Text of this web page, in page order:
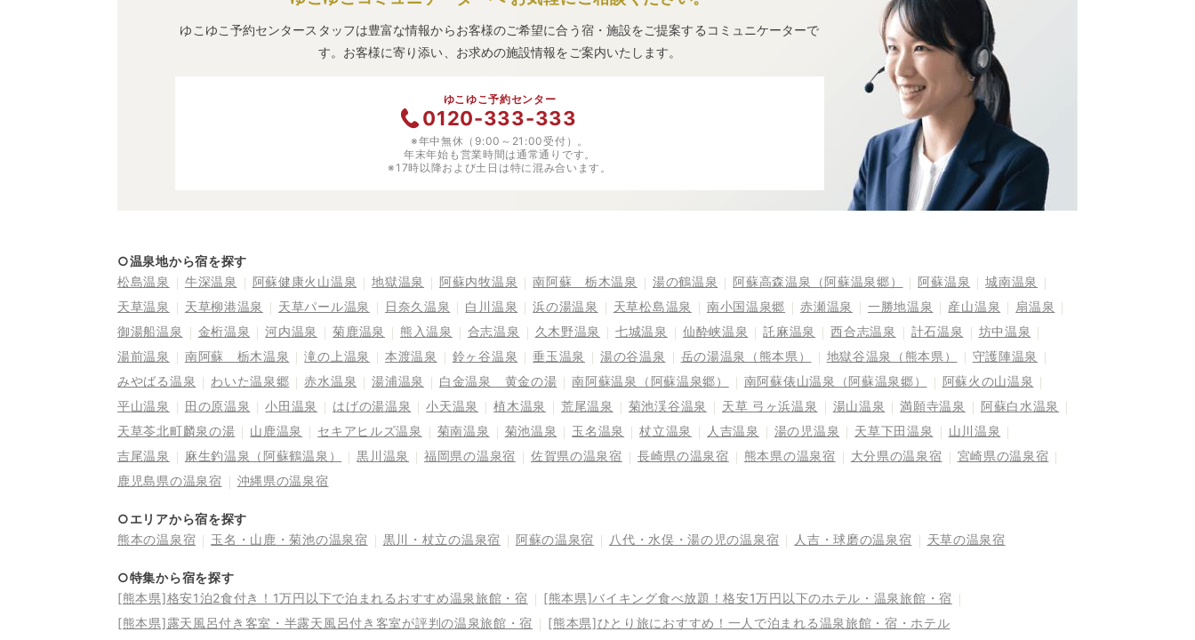
ゆこゆこ予約センタースタッフは豊富な情報からお客様のご希望に合う宿・施設をご提案するコミュニケーターで
す。お客様に寄り添い、お求めの施設情報をご案内いたします。
ゆこゆこ予約センター
0120-333-333
※年中無休（9:00～21:00受付）。
年末年始も営業時間は通常通りです。
※17時以降および土日は特に混み合います。
○温泉地から宿を探す
松島温泉
牛深温泉 阿蘇健康火山温泉 地獄温泉 阿蘇内牧温泉 南阿蘇 栃木温泉 湯の鶴温泉 阿蘇高森温泉（阿蘇温泉郷） 阿蘇温泉
城南温泉
天草温泉
天草柳港温泉 天草パール温泉 日奈久温泉 白川温泉 浜の湯温泉 天草松島温泉 南小国温泉郷 赤瀬温泉 一勝地温泉 産山温泉
扇温泉
御湯船温泉
金桁温泉 河内温泉 菊鹿温泉 熊入温泉 合志温泉 久木野温泉 七城温泉 仙酔峡温泉 託麻温泉 西合志温泉 計石温泉
坊中温泉
湯前温泉
南阿蘇 栃木温泉 滝の上温泉 本渡温泉 鈴ヶ谷温泉 垂玉温泉 湯の谷温泉 岳の湯温泉（熊本県） 地獄谷温泉（熊本県）
守護陣温泉
みやばる温泉
わいた温泉郷 赤水温泉 湯浦温泉 白金温泉 黄金の湯 南阿蘇温泉（阿蘇温泉郷） 南阿蘇俵山温泉（阿蘇温泉郷）
阿蘇火の山温泉
平山温泉
田の原温泉 小田温泉 はげの湯温泉 小天温泉 植木温泉 荒尾温泉 菊池渓谷温泉 天草 弓ヶ浜温泉 湯山温泉 満願寺温泉
阿蘇白水温泉
天草苓北町麟泉の湯
山鹿温泉 セキアヒルズ温泉 菊南温泉 菊池温泉 玉名温泉 杖立温泉 人吉温泉 湯の児温泉 天草下田温泉
山川温泉
吉尾温泉
麻生釣温泉（阿蘇鶴温泉） 黒川温泉 福岡県の温泉宿 佐賀県の温泉宿 長崎県の温泉宿 熊本県の温泉宿 大分県の温泉宿
宮崎県の温泉宿
鹿児島県の温泉宿
沖縄県の温泉宿
○エリアから宿を探す
熊本の温泉宿
玉名・山鹿・菊池の温泉宿 黒川・杖立の温泉宿 阿蘇の温泉宿 八代・水俣・湯の児の温泉宿 人吉・球磨の温泉宿 天草の温泉宿
○特集から宿を探す
[熊本県]格安1泊2食付き！1万円以下で泊まれるおすすめ温泉旅館・宿
[熊本県]バイキング食べ放題！格安1万円以下のホテル・温泉旅館・宿
[熊本県]露天風呂付き客室・半露天風呂付き客室が評判の温泉旅館・宿
[熊本県]ひとり旅におすすめ！一人で泊まれる温泉旅館・宿・ホテル